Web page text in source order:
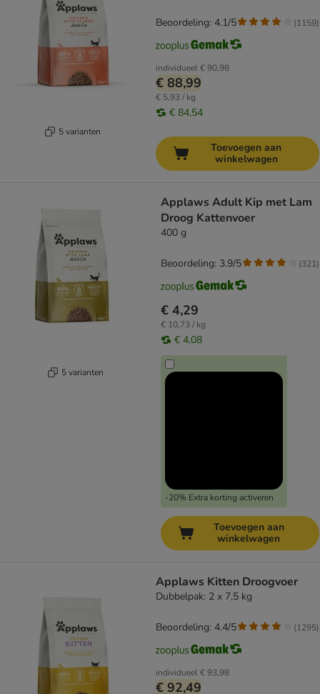
5 varianten
individueel€ 90,98
€ 88,99
€ 5,93 / kg
€ 84,54
Beoordeling: 4.1/5 (1159)
Toevoegen aan
winkelwagen
5 varianten
Applaws Adult Kip met Lam
Droog Kattenvoer
400 g
€ 4,29
€ 10,73 / kg
€ 4,08
-20% Extra korting activeren
Beoordeling: 3.9/5 (321)
Toevoegen aan
winkelwagen
Applaws Kitten Droogvoer
Dubbelpak: 2 x 7,5 kg
individueel€ 93,98
€ 92,49
Beoordeling: 4.4/5 (1295)